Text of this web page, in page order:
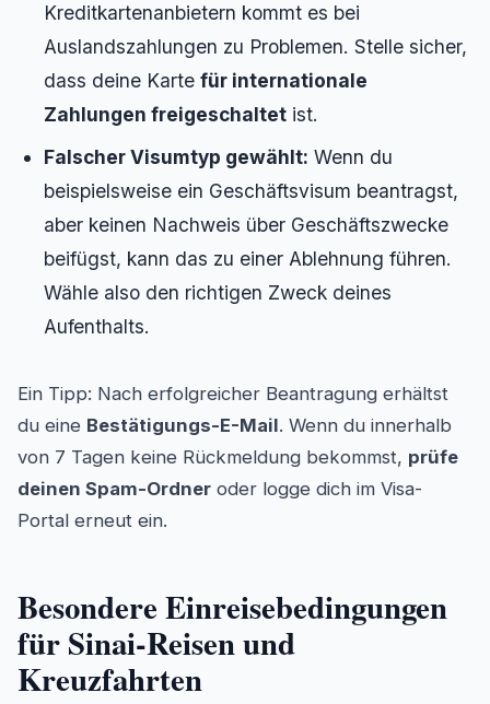
Kreditkartenanbietern kommt es bei
Auslandszahlungen zu Problemen. Stelle sicher,
dass deine Karte für internationale
Zahlungen freigeschaltet ist.
Falscher Visumtyp gewählt: Wenn du
beispielsweise ein Geschäftsvisum beantragst,
aber keinen Nachweis über Geschäftszwecke
beifügst, kann das zu einer Ablehnung führen.
Wähle also den richtigen Zweck deines
Aufenthalts.
Ein Tipp: Nach erfolgreicher Beantragung erhältst
du eine Bestätigungs-E-Mail. Wenn du innerhalb
von 7 Tagen keine Rückmeldung bekommst, prüfe
deinen Spam-Ordner oder logge dich im Visa-
Portal erneut ein.
Besondere Einreisebedingungen
für Sinai-Reisen und
Kreuzfahrten